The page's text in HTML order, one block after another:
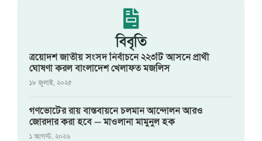
বিবৃতি
ত্রয়োদশ জাতীয় সংসদ নির্বাচনে ২২৩টি আসনে প্রার্থী
ঘোষণা করল বাংলাদেশ খেলাফত মজলিস
১৮ জুলাই, ২০২৫
গণভোটের রায় বাস্তবায়নে চলমান আন্দোলন আরও
জোরদার করা হবে — মাওলানা মামুনুল হক
১ আগস্ট, ২০২৬